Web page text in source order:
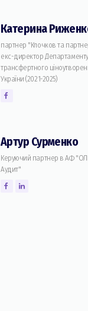
Катерина
партнер "Клочков та
екс-директор Департаменту
трансфертного
України (2021-2025)
Артур Сурменко
Керуючий партнер в АФ
Аудит"